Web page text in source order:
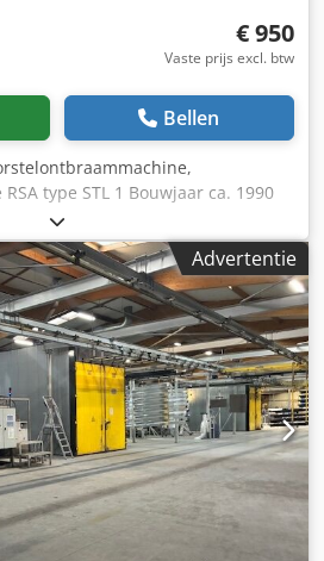
€ 950
Vaste prijs excl. btw
Bellen
type STL 1 Bouwjaar ca. 1990
Borstel breedte: 25 - 60 mm
Toerental: 1430 / 2870 tpm
380 Volt, 50 Hz -
Ø 75 mm Benodigde
x 440 mm Gewicht: 100 kg
Advertentie